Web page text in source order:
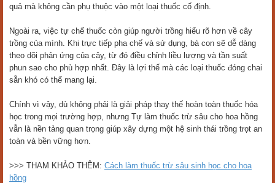
quả mà không cần phụ thuộc vào một loại thuốc cố định.
Ngoài ra, việc tự chế thuốc còn giúp người trồng hiểu rõ hơn về cây
trồng của mình. Khi trực tiếp pha chế và sử dụng, bà con sẽ dễ dàng
theo dõi phản ứng của cây, từ đó điều chỉnh liều lượng và tần suất
phun sao cho phù hợp nhất. Đây là lợi thế mà các loại thuốc đóng chai
sẵn khó có thể mang lại.
Chính vì vậy, dù không phải là giải pháp thay thế hoàn toàn thuốc hóa
học trong mọi trường hợp, nhưng Tự làm thuốc trừ sâu cho hoa hồng
vẫn là nền tảng quan trọng giúp xây dựng một hệ sinh thái trồng trọt an
toàn và bền vững hơn.
>>> THAM KHẢO THÊM: Cách làm thuốc trừ sâu sinh học cho hoa
hồng